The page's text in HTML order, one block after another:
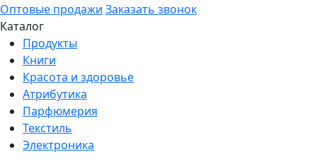
Оптовые продажи Заказать звонок
Каталог
Продукты
Книги
Красота и здоровье
Атрибутика
Парфюмерия
Текстиль
Электроника